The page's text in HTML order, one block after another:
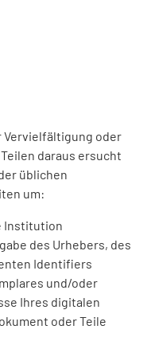
Vervielfältigung oder
daraus ersucht
üblichen
um:
Institution
des Urhebers, des
Identifiers
und/oder
Ihres digitalen
oder Teile